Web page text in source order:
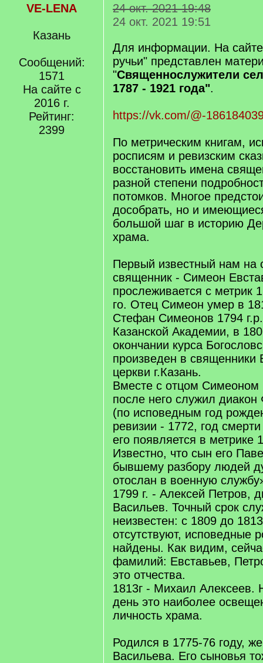
VE-LENA
Казань
Сообщений:
1571
На сайте с
2016 г.
Рейтинг:
2399
24 окт. 2021 19:48
24 окт. 2021 19:51
Для информации. На
ручьи" представлен
"Священнослужители
1787 - 1921 года".
https://vk.com/@-
По метрическим книгам,
росписям и ревизским
восстановить имена
разной степени
потомков. Многое
дособрать, но и
большой шаг в историю
храма.
Первый известный нам на
священник - Симеон
прослеживается с метрик
го. Отец Симеон умер в
Стефан Симеонов 1794
Казанской Академии, в
окончании курса
произведен в священники
церкви г.Казань.
Вместе с отцом Симеоном
после него служил
(по исповедным год
ревизии - 1772, год
его появляется в метрике
Известно, что сын его
бывшему разбору людей
отослан в военную
1799 г. - Алексей Петров,
Васильев. Точный срок
неизвестен: с 1809 до
отсутствуют, исповедные
найдены. Как видим,
фамилий: Евставьев,
это отчества.
1813г - Михаил Алексеев.
день это наиболее
личность храма.
Родился в 1775-76 году,
Васильева. Его сыновья